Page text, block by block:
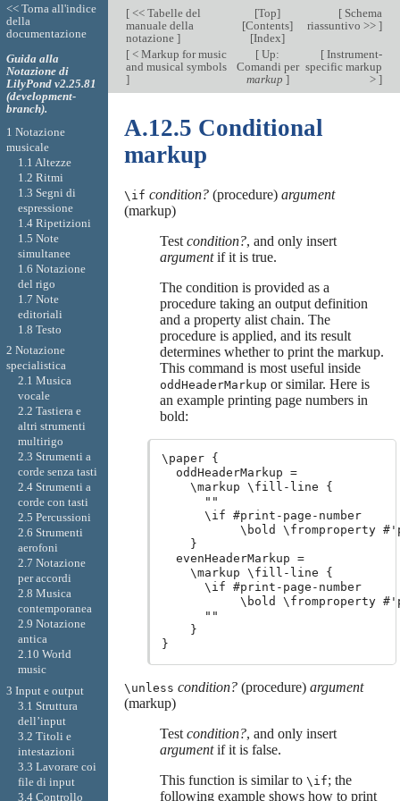
[<< Tabelle del
manuale della
notazione ]
[Top]
[Contents]
[Index]
[Schema
riassuntivo >> ]
[< Markup for music
and musical symbols
]
[ Up:
Comandi per
markup ]
[Instrument-
specific markup
> ]
A.12.5 Conditional
markup
\if condition?(procedure) argument
(markup)
Test condition?, and only insert
argumentif it is true.
The condition is provided as a
procedure taking an output definition
and a property alist chain. The
procedure is applied, and its result
determines whether to print the markup.
This command is most useful inside
oddHeaderMarkup or similar. Here is
an example printing page numbers in
bold:
\paper {
  oddHeaderMarkup =
    \markup \fill-line {
      ""
      \if #print-page-number
\bold \fromproperty
    }
  evenHeaderMarkup =
    \markup \fill-line {
      \if #print-page-number
\bold \fromproperty
      ""
    }
\unless condition?(procedure) argument
(markup)
Test condition?, and only insert
argumentif it is false.
This function is similar to \if; the
following example shows how to print
<< Torna all'indice
della
documentazione
Guida alla
Notazione di
LilyPond v2.25.81
(development-
branch).
1 Notazione
musicale
1.1 Altezze
1.2 Ritmi
1.3 Segni di
espressione
1.4 Ripetizioni
1.5 Note
simultanee
1.6 Notazione
del rigo
1.7 Note
editoriali
1.8 Testo
2 Notazione
specialistica
2.1 Musica
vocale
2.2 Tastiera e
altri strumenti
multirigo
2.3 Strumenti a
corde senza tasti
2.4 Strumenti a
corde con tasti
2.5 Percussioni
2.6 Strumenti
aerofoni
2.7 Notazione
per accordi
2.8 Musica
contemporanea
2.9 Notazione
antica
2.10 World
music
3 Input e output
3.1 Struttura
dell’input
3.2 Titoli e
intestazioni
3.3 Lavorare coi
file di input
3.4 Controllo